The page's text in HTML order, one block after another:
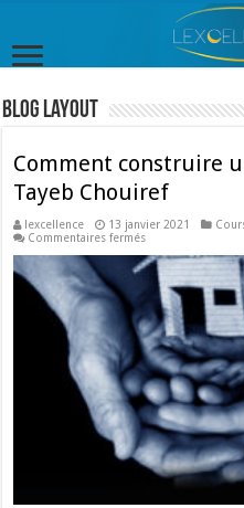
Blog Layout
Comment construire
Tayeb Chouiref
lexcellence 13 janvier 2021
Commentaires ferméssur
construire
un
foyer
spirituel
–
Dr.
Tayeb
Chouiref